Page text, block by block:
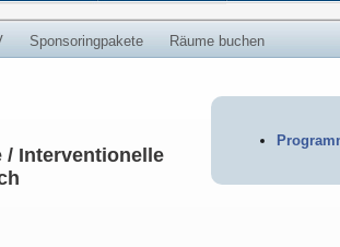
Sponsoringpakete Räume buchen
/ Interventionelle